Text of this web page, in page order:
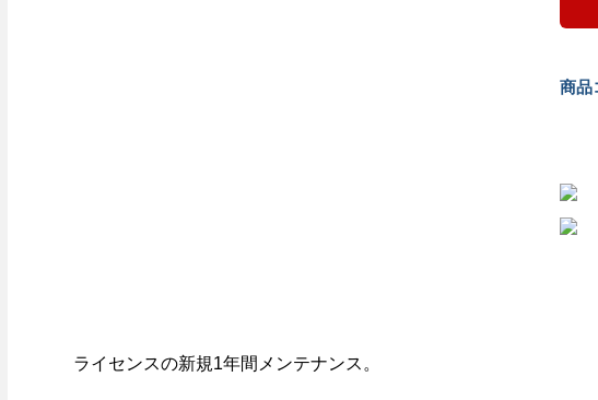
商品
ライセンスの新規1年間メンテナンス。